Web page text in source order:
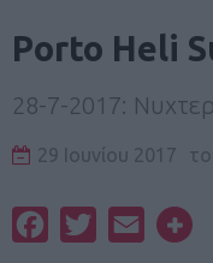
Porto Heli
28-7-2017:
29 Ιουνίου 2017
FacebookTwitterEmail